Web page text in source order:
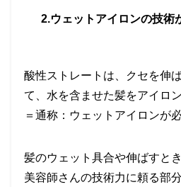
2.ウェットアイロンの技術
酸性ストレートは、クセを伸
て、 水を含ませた髪をアイロ
＝通称：ウェットアイロンが
髪のウェット具合や伸ばすと
美容師さんの技術力に頼る部分